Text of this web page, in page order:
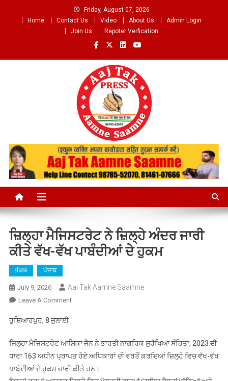
Friday, August 07, 2026
Home
Contact Us Video About Us
Admin Login
Join Us
Repoter Verfication
Aaj Tak Aamne Saamne.com
ਜ਼ਿਲ੍ਹਾ ਮੈਜਿਸਟਰੇਟ ਨੇ ਜ਼ਿਲ੍ਹੇ ਅੰਦਰ ਜਾਰੀ
ਕੀਤੇ ਵੱਖ-ਵੱਖ ਪਾਬੰਦੀਆਂ ਦੇ ਹੁਕਮ
पंजाब ਪੰਜਾਬ
July 9, 2026 Aaj Tak Aamne Saamne
Leave A CommentOn
ਮੈਜਿਸਟਰੇਟ
ਜ਼ਿਲ੍ਹੇ
ਅੰਦਰ
ਜਾਰੀ
ਹੁਸ਼ਿਆਰਪੁਰ, 8 ਜੁਲਾਈ :
ਜ਼ਿਲ੍ਹਾ ਮੈਜਿਸਟਰੇਟ ਆਸ਼ਿਕਾ ਜੈਨ ਨੇ ਭਾਰਤੀ ਨਾਗਰਿਕ ਸੁਰੱਖਿਆ ਸੰਹਿਤਾ, 2023 ਦੀ
ਧਾਰਾ 163 ਅਧੀਨ ਪ੍ਰਾਪਤ ਹੋਏ ਅਧਿਕਾਰਾਂ ਦੀ ਵਰਤੋਂ ਕਰਦਿਆਂ ਜ਼ਿਲ੍ਹੇ ਵਿਚ ਵੱਖ-ਵੱਖ
ਪਾਬੰਦੀਆਂ ਦੇ ਹੁਕਮ ਜਾਰੀ ਕੀਤੇ ਹਨ।